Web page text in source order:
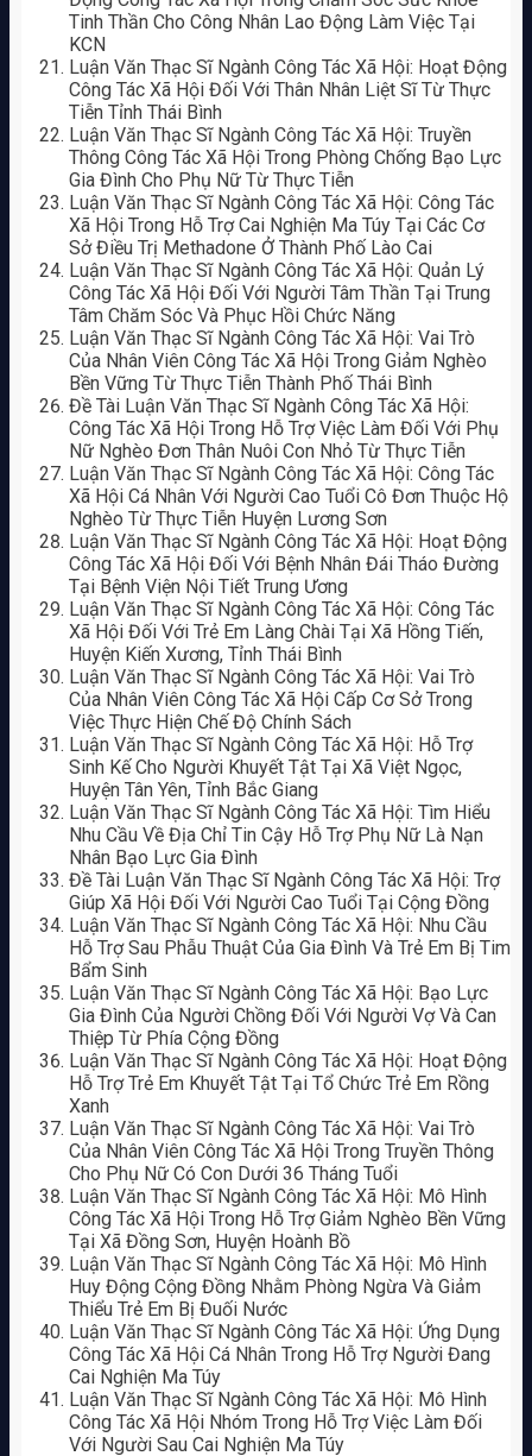
Tinh Thần Cho Công Nhân Lao Động Làm Việc Tại
KCN
Luận Văn Thạc Sĩ Ngành Công Tác Xã Hội: Hoạt Động
Công Tác Xã Hội Đối Với Thân Nhân Liệt Sĩ Từ Thực
Tiễn Tỉnh Thái Bình
Luận Văn Thạc Sĩ Ngành Công Tác Xã Hội: Truyền
Thông Công Tác Xã Hội Trong Phòng Chống Bạo Lực
Gia Đình Cho Phụ Nữ Từ Thực Tiễn
Luận Văn Thạc Sĩ Ngành Công Tác Xã Hội: Công Tác
Xã Hội Trong Hỗ Trợ Cai Nghiện Ma Túy Tại Các Cơ
Sở Điều Trị Methadone Ở Thành Phố Lào Cai
Luận Văn Thạc Sĩ Ngành Công Tác Xã Hội: Quản Lý
Công Tác Xã Hội Đối Với Người Tâm Thần Tại Trung
Tâm Chăm Sóc Và Phục Hồi Chức Năng
Luận Văn Thạc Sĩ Ngành Công Tác Xã Hội: Vai Trò
Của Nhân Viên Công Tác Xã Hội Trong Giảm Nghèo
Bền Vững Từ Thực Tiễn Thành Phố Thái Bình
Đề Tài Luận Văn Thạc Sĩ Ngành Công Tác Xã Hội:
Công Tác Xã Hội Trong Hỗ Trợ Việc Làm Đối Với Phụ
Nữ Nghèo Đơn Thân Nuôi Con Nhỏ Từ Thực Tiễn
Luận Văn Thạc Sĩ Ngành Công Tác Xã Hội: Công Tác
Xã Hội Cá Nhân Với Người Cao Tuổi Cô Đơn Thuộc Hộ
Nghèo Từ Thực Tiễn Huyện Lương Sơn
Luận Văn Thạc Sĩ Ngành Công Tác Xã Hội: Hoạt Động
Công Tác Xã Hội Đối Với Bệnh Nhân Đái Tháo Đường
Tại Bệnh Viện Nội Tiết Trung Ương
Luận Văn Thạc Sĩ Ngành Công Tác Xã Hội: Công Tác
Xã Hội Đối Với Trẻ Em Làng Chài Tại Xã Hồng Tiến,
Huyện Kiến Xương, Tỉnh Thái Bình
Luận Văn Thạc Sĩ Ngành Công Tác Xã Hội: Vai Trò
Của Nhân Viên Công Tác Xã Hội Cấp Cơ Sở Trong
Việc Thực Hiện Chế Độ Chính Sách
Luận Văn Thạc Sĩ Ngành Công Tác Xã Hội: Hỗ Trợ
Sinh Kế Cho Người Khuyết Tật Tại Xã Việt Ngọc,
Huyện Tân Yên, Tỉnh Bắc Giang
Luận Văn Thạc Sĩ Ngành Công Tác Xã Hội: Tìm Hiểu
Nhu Cầu Về Địa Chỉ Tin Cậy Hỗ Trợ Phụ Nữ Là Nạn
Nhân Bạo Lực Gia Đình
Đề Tài Luận Văn Thạc Sĩ Ngành Công Tác Xã Hội: Trợ
Giúp Xã Hội Đối Với Người Cao Tuổi Tại Cộng Đồng
Luận Văn Thạc Sĩ Ngành Công Tác Xã Hội: Nhu Cầu
Hỗ Trợ Sau Phẫu Thuật Của Gia Đình Và Trẻ Em Bị Tim
Bẩm Sinh
Luận Văn Thạc Sĩ Ngành Công Tác Xã Hội: Bạo Lực
Gia Đình Của Người Chồng Đối Với Người Vợ Và Can
Thiệp Từ Phía Cộng Đồng
Luận Văn Thạc Sĩ Ngành Công Tác Xã Hội: Hoạt Động
Hỗ Trợ Trẻ Em Khuyết Tật Tại Tổ Chức Trẻ Em Rồng
Xanh
Luận Văn Thạc Sĩ Ngành Công Tác Xã Hội: Vai Trò
Của Nhân Viên Công Tác Xã Hội Trong Truyền Thông
Cho Phụ Nữ Có Con Dưới 36 Tháng Tuổi
Luận Văn Thạc Sĩ Ngành Công Tác Xã Hội: Mô Hình
Công Tác Xã Hội Trong Hỗ Trợ Giảm Nghèo Bền Vững
Tại Xã Đồng Sơn, Huyện Hoành Bồ
Luận Văn Thạc Sĩ Ngành Công Tác Xã Hội: Mô Hình
Huy Động Cộng Đồng Nhằm Phòng Ngừa Và Giảm
Thiểu Trẻ Em Bị Đuối Nước
Luận Văn Thạc Sĩ Ngành Công Tác Xã Hội: Ứng Dụng
Công Tác Xã Hội Cá Nhân Trong Hỗ Trợ Người Đang
Cai Nghiện Ma Túy
Luận Văn Thạc Sĩ Ngành Công Tác Xã Hội: Mô Hình
Công Tác Xã Hội Nhóm Trong Hỗ Trợ Việc Làm Đối
Với Người Sau Cai Nghiện Ma Túy